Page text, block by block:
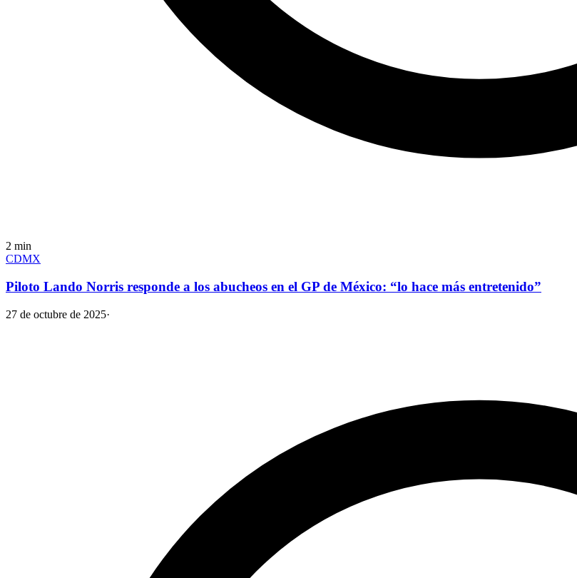
2 min
CDMX
Piloto Lando Norris responde a los abucheos en el GP de México: “lo hace más entretenido”
27 de octubre de 2025·